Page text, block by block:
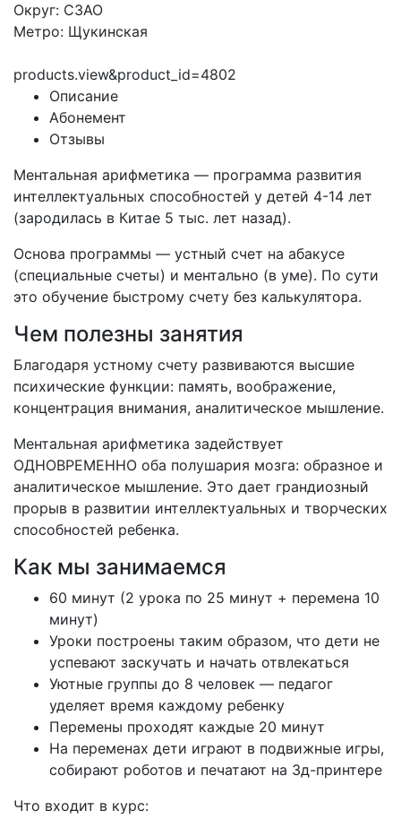
Округ: СЗАО
Метро: Щукинская
products.view&product_id=4802
Описание
Абонемент
Отзывы
Ментальная арифметика — программа развития
интеллектуальных способностей у детей 4-14 лет
(зародилась в Китае 5 тыс. лет назад).
Основа программы — устный счет на абакусе
(специальные счеты) и ментально (в уме). По сути
это обучение быстрому счету без калькулятора.
Чем полезны занятия
Благодаря устному счету развиваются высшие
психические функции: память, воображение,
концентрация внимания, аналитическое мышление.
Ментальная арифметика задействует
ОДНОВРЕМЕННО оба полушария мозга: образное и
аналитическое мышление. Это дает грандиозный
прорыв в развитии интеллектуальных и творческих
способностей ребенка.
Как мы занимаемся
60 минут (2 урока по 25 минут + перемена 10
минут)
Уроки построены таким образом, что дети не
успевают заскучать и начать отвлекаться
Уютные группы до 8 человек — педагог
уделяет время каждому ребенку
Перемены проходят каждые 20 минут
На переменах дети играют в подвижные игры,
собирают роботов и печатают на 3д-принтере
Что входит в курс: